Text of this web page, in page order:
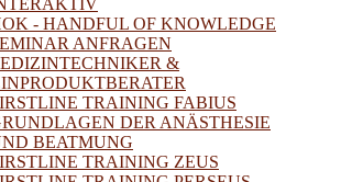
- HANDFUL OF KNOWLEDGE
ANFRAGEN
&
TRAINING FABIUS
DER ANÄSTHESIE
BEATMUNG
TRAINING ZEUS